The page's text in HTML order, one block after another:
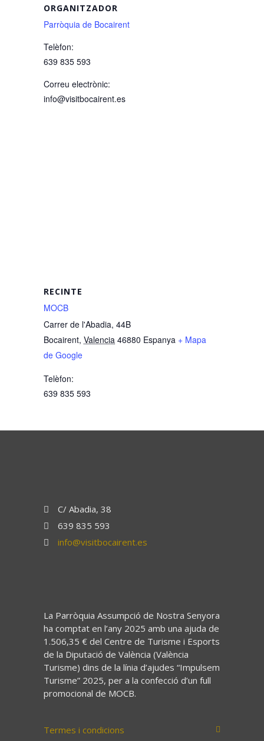
ORGANITZADOR
Parròquia de Bocairent
Telèfon:
639 835 593
Correu electrònic:
info@visitbocairent.es
RECINTE
MOCB
Carrer de l'Abadia, 44B
Bocairent, Valencia 46880 Espanya + Mapa
de Google
Telèfon:
639 835 593
C/ Abadia, 38
639 835 593
info@visitbocairent.es
La Parròquia Assumpció de Nostra Senyora
ha comptat en l’any 2025 amb una ajuda de
1.506,35 € del Centre de Turisme i Esports
de la Diputació de València (València
Turisme) dins de la línia d’ajudes “Impulsem
Turisme” 2025, per a la confecció d’un full
promocional de MOCB.
Termes i condicions